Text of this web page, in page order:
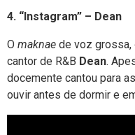
4. “Instagram” – Dean
O maknae de voz grossa,
cantor de R&B Dean.
docemente cantou para as
ouvir antes de dormir e